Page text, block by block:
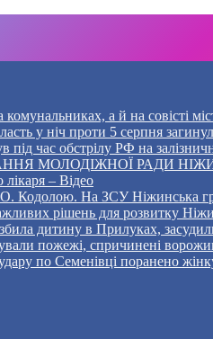
а й на совісті
у ніч проти 5 серпня
час обстрілу РФ на
МОЛОДІЖНОЇ РАДИ
– Відео
Кодолою. На ЗСУ Ніжинська
рішень для розвитку
дитину в Прилуках,
пожежі, спричинені
по Семенівці поранено